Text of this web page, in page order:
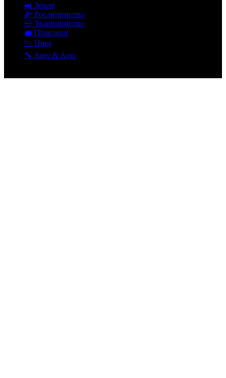
🚜 Земля
🌽 Рослинництво
🐽 Тваринництво
💼 Практики
📉 Ціни
🔧 Agro & Auto